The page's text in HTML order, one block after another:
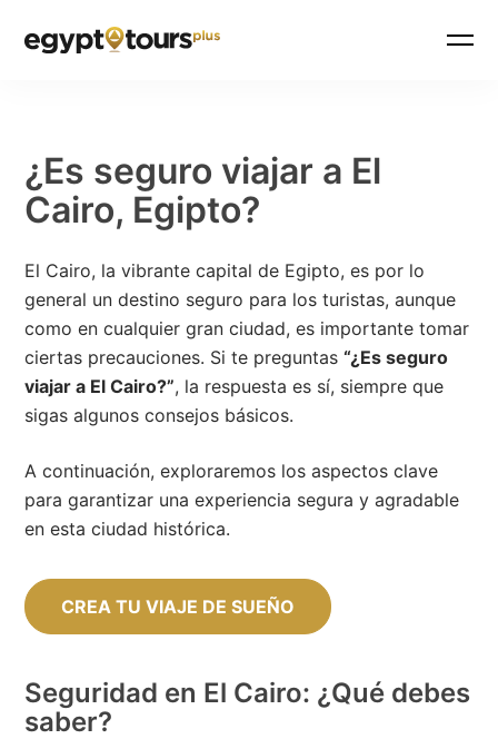
¿Es seguro viajar a El
Cairo, Egipto?
El Cairo, la vibrante capital de Egipto, es por lo
general un destino seguro para los turistas, aunque
como en cualquier gran ciudad, es importante tomar
ciertas precauciones. Si te preguntas“¿Es seguro
viajar a El Cairo?”, la respuesta es sí, siempre que
sigas algunos consejos básicos.
A continuación, exploraremos los aspectos clave
para garantizar una experiencia segura y agradable
en esta ciudad histórica.
CREA TU VIAJE DE SUEÑO
Seguridad en El Cairo: ¿Qué debes
saber?